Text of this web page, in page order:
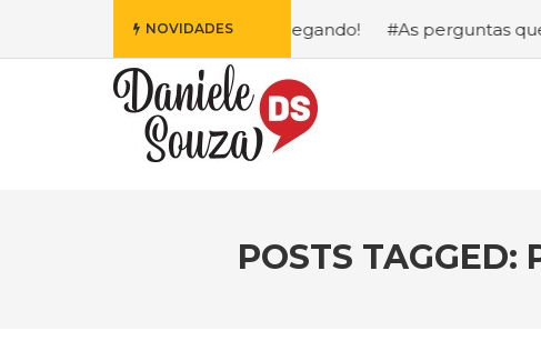
NOVIDADES
da Disney Está Chegando! #As perguntas que eu mais
POSTS TAGGED: